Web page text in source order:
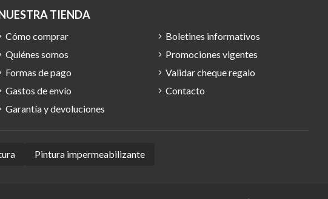
TIENDA
Cómo comprar
Quiénes somos
Formas de pago
Gastos de envío
Garantía y devoluciones
Boletines informativos
Promociones vigentes
Validar cheque regalo
Contacto
Pintura impermeabilizante